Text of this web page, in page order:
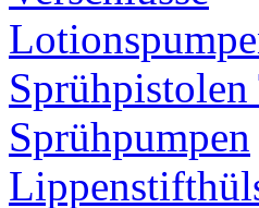
Sprühpumpen